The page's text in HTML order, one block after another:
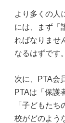
より多くの人
には、まず「
ればなりませ
なるはずです。
次に、PTA会
PTAは「保護
「子どもた
校がどのよう